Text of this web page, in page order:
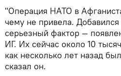
"Операция НАТО в
чему не привела.
серьезный фактор —
ИГ. Их сейчас около 10
как несколько лет назад
сказал он.